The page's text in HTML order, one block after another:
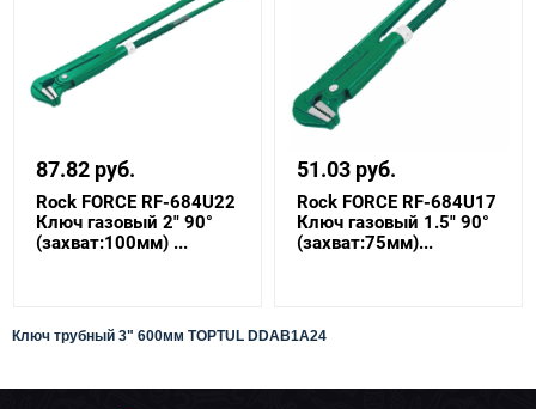
87.82 руб.
Rock FORCE RF-684U22
Ключ газовый 2" 90°
(захват:100мм) ...
51.03 руб.
Rock FORCE RF-684U17
Ключ газовый 1.5" 90°
(захват:75мм)...
Ключ трубный 3" 600мм TOPTUL DDAB1A24